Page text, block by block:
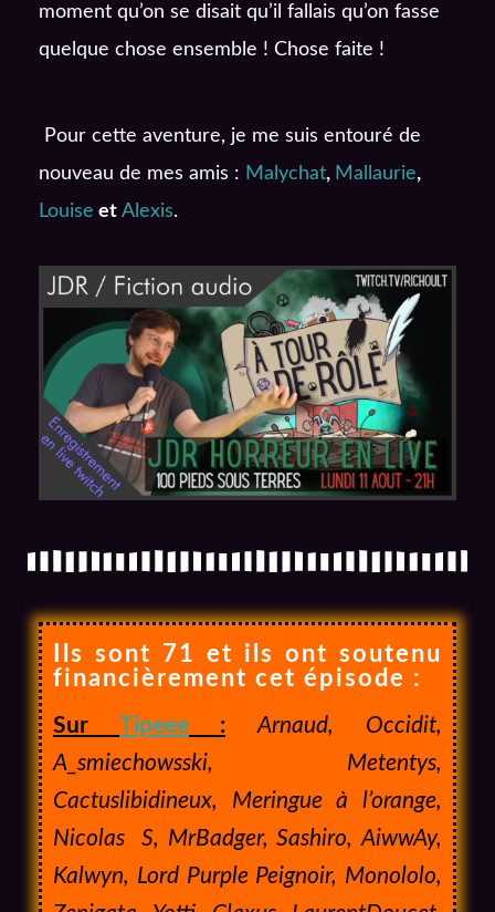
moment qu’on se disait qu’il fallais qu’on fasse
quelque chose ensemble ! Chose faite !
Pour cette aventure, je me suis entouré de
nouveau de mes amis : Malychat, Mallaurie,
Louise et Alexis.
Ils sont 71 et ils ont soutenu
financièrement cet épisode :
Sur Tipeee :
Arnaud, Occidit,
A_smiechowsski, Metentys,
Cactuslibidineux, Meringue à l’orange,
Nicolas S, MrBadger, Sashiro, AiwwAy,
Kalwyn, Lord Purple Peignoir, Monololo,